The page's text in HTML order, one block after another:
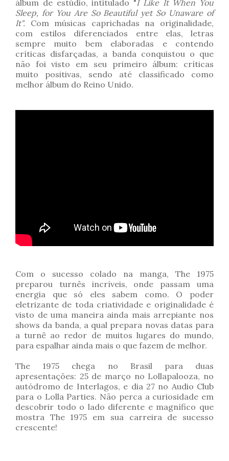
álbum de estúdio, intitulado "I Like It When You
Sleep, for You Are So Beautiful yet So Unaware of
It".
Com músicas caprichadas na originalidade,
com estilos diferenciados entre elas, letras
sempre muito bem elaboradas e contendo
críticas disfarçadas, a banda conquistou o que
não foi visto em seu primeiro álbum: críticas
muito positivas, sendo até classificado como
melhor álbum do Reino Unido.
Com o sucesso colado na manga, The 1975
preparou turnês incríveis, onde passam uma
energia que só eles sabem como. O poder
eletrizante de toda criatividade e originalidade é
visto de uma maneira ainda mais arrepiante nos
shows da banda, a qual prepara novas datas para
a turnê ao redor de muitos lugares do mundo,
para espalhar ainda mais o que fazem de melhor.
The 1975 chega no Brasil para duas
apresentações: 25 de março no Lollapalooza, no
autódromo de Interlagos, e dia 27 no Audio Club
para o Lolla Parties. Não perca a curiosidade em
descobrir todo o lado diferente e magnífico que
mostra The 1975 em sua carreira de sucesso
crescente!